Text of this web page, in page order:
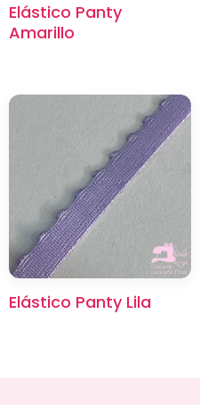
Elástico Panty
Amarillo
Elástico Panty Lila